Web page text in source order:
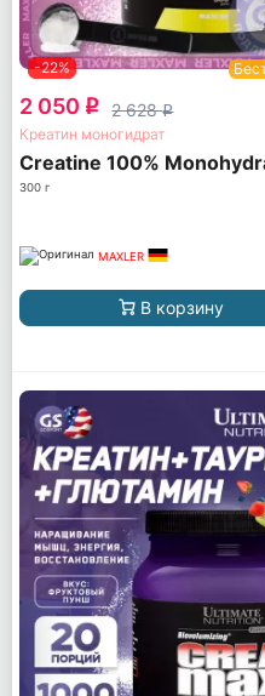
-22%
2 050 q 2 628q
Креатин моногидрат
Creatine 100%
300 г
MAXLER
В корзину